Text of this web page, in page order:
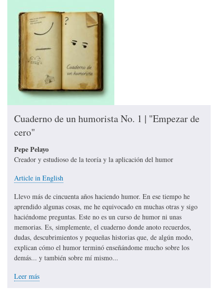
Cuaderno de un humorista No. 1 | "Empezar de
cero"
Pepe Pelayo
Creador y estudioso de la teoría y la aplicación del humor
Article in English
Llevo más de cincuenta años haciendo humor. En ese tiempo he
aprendido algunas cosas, me he equivocado en muchas otras y sigo
haciéndome preguntas. Este no es un curso de humor ni unas
memorias. Es, simplemente, el cuaderno donde anoto recuerdos,
dudas, descubrimientos y pequeñas historias que, de algún modo,
explican cómo el humor terminó enseñándome mucho sobre los
demás... y también sobre mí mismo...
Leer más